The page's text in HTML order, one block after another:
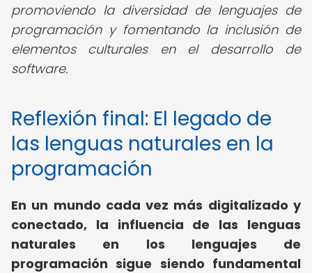
promoviendo la diversidad de lenguajes de
programación y fomentando la inclusión de
elementos culturales en el desarrollo de
software.
Reflexión final: El legado de
las lenguas naturales en la
programación
En un mundo cada vez más digitalizado y
conectado, la influencia de las lenguas
naturales en los lenguajes de
programación sigue siendo fundamental